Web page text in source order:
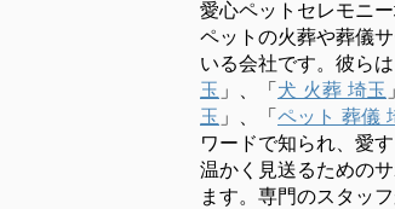
愛心ペットセレモニ
ペットの火葬や葬儀
いる会社です。彼ら
玉 」、「犬 火葬 埼玉
玉 」、「ペット 葬儀
ワードで知られ、愛
温かく見送るための
ます。専門のスタッ